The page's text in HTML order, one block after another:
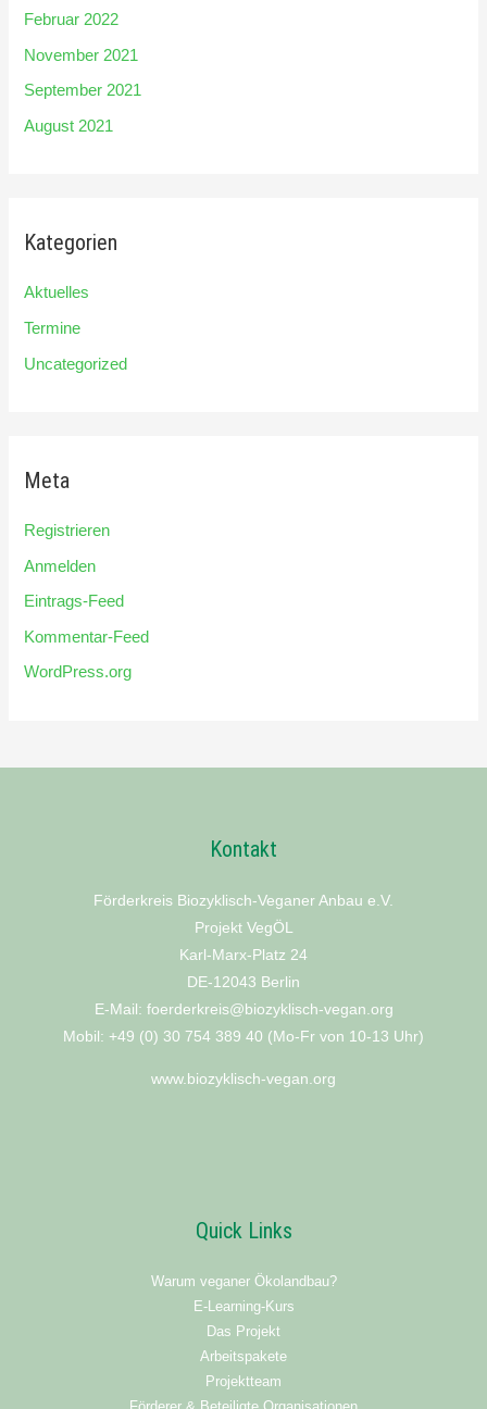
Februar 2022
November 2021
September 2021
August 2021
Kategorien
Aktuelles
Termine
Uncategorized
Meta
Registrieren
Anmelden
Eintrags-Feed
Kommentar-Feed
WordPress.org
Kontakt
Förderkreis Biozyklisch-Veganer Anbau e.V.
Projekt VegÖL
Karl-Marx-Platz 24
DE-12043 Berlin
E-Mail: foerderkreis@biozyklisch-vegan.org
Mobil: +49 (0) 30 754 389 40 (Mo-Fr von 10-13 Uhr)
www.biozyklisch-vegan.org
Quick Links
Warum veganer Ökolandbau?
E-Learning-Kurs
Das Projekt
Arbeitspakete
Projektteam